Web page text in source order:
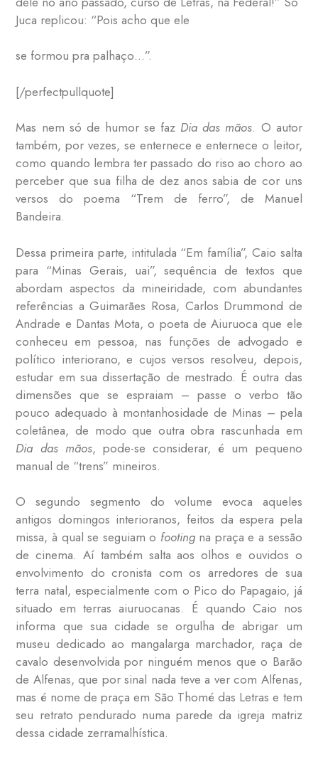
Juca replicou: “Pois acho que ele
se formou pra palhaço…”.
[/perfectpullquote]
Mas nem só de humor se faz Dia das mãos. O autor
também, por vezes, se enternece e enternece o leitor,
como quando lembra ter passado do riso ao choro ao
perceber que sua filha de dez anos sabia de cor uns
versos do poema “Trem de ferro”, de Manuel
Bandeira.
Dessa primeira parte, intitulada “Em família”, Caio salta
para “Minas Gerais, uai”, sequência de textos que
abordam aspectos da mineiridade, com abundantes
referências a Guimarães Rosa, Carlos Drummond de
Andrade e Dantas Mota, o poeta de Aiuruoca que ele
conheceu em pessoa, nas funções de advogado e
político interiorano, e cujos versos resolveu, depois,
estudar em sua dissertação de mestrado. É outra das
dimensões que se espraiam – passe o verbo tão
pouco adequado à montanhosidade de Minas – pela
coletânea, de modo que outra obra rascunhada em
Dia das mãos, pode-se considerar, é um pequeno
manual de “trens” mineiros.
O segundo segmento do volume evoca aqueles
antigos domingos interioranos, feitos da espera pela
missa, à qual se seguiam o footingna praça e a sessão
de cinema. Aí também salta aos olhos e ouvidos o
envolvimento do cronista com os arredores de sua
terra natal, especialmente com o Pico do Papagaio, já
situado em terras aiuruocanas. É quando Caio nos
informa que sua cidade se orgulha de abrigar um
museu dedicado ao mangalarga marchador, raça de
cavalo desenvolvida por ninguém menos que o Barão
de Alfenas, que por sinal nada teve a ver com Alfenas,
mas é nome de praça em São Thomé das Letras e tem
seu retrato pendurado numa parede da igreja matriz
dessa cidade zerramalhística.